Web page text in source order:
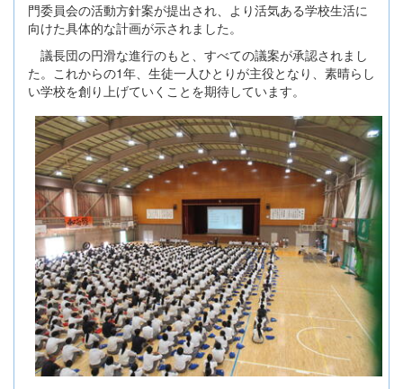
門委員会の活動方針案が提出され、より活気ある学校生活に
向けた具体的な計画が示されました。
議長団の円滑な進行のもと、すべての議案が承認されまし
た。これからの1年、生徒一人ひとりが主役となり、素晴らし
い学校を創り上げていくことを期待しています。